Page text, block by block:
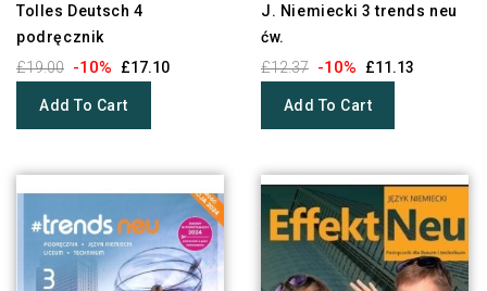
Tolles Deutsch 4
podręcznik
£19.00 -10% £17.10
Add To Cart
J. Niemiecki 3 trends neu
ćw.
£12.37 -10% £11.13
Add To Cart